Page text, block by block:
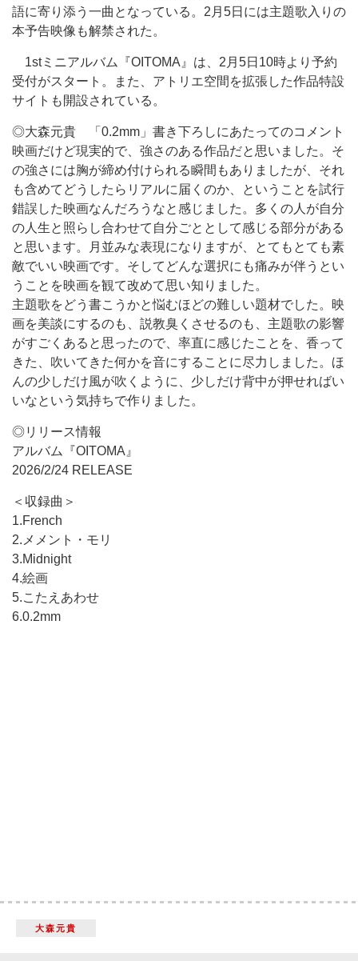
語に寄り添う一曲となっている。2月5日には主題歌入りの
本予告映像も解禁された。
1stミニアルバム『OITOMA』は、2月5日10時より予約
受付がスタート。また、アトリエ空間を拡張した作品特設
サイトも開設されている。
◎大森元貴 「0.2mm」書き下ろしにあたってのコメント
映画だけど現実的で、強さのある作品だと思いました。そ
の強さには胸が締め付けられる瞬間もありましたが、それ
も含めてどうしたらリアルに届くのか、ということを試行
錯誤した映画なんだろうなと感じました。多くの人が自分
の人生と照らし合わせて自分ごととして感じる部分がある
と思います。月並みな表現になりますが、とてもとても素
敵でいい映画です。そしてどんな選択にも痛みが伴うとい
うことを映画を観て改めて思い知りました。
主題歌をどう書こうかと悩むほどの難しい題材でした。映
画を美談にするのも、説教臭くさせるのも、主題歌の影響
がすごくあると思ったので、率直に感じたことを、香って
きた、吹いてきた何かを音にすることに尽力しました。ほ
んの少しだけ風が吹くように、少しだけ背中が押せればい
いなという気持ちで作りました。
◎リリース情報
アルバム『OITOMA』
2026/2/24 RELEASE
＜収録曲＞
1.French
2.メメント・モリ
3.Midnight
4.絵画
5.こたえあわせ
6.0.2mm
大森元貴